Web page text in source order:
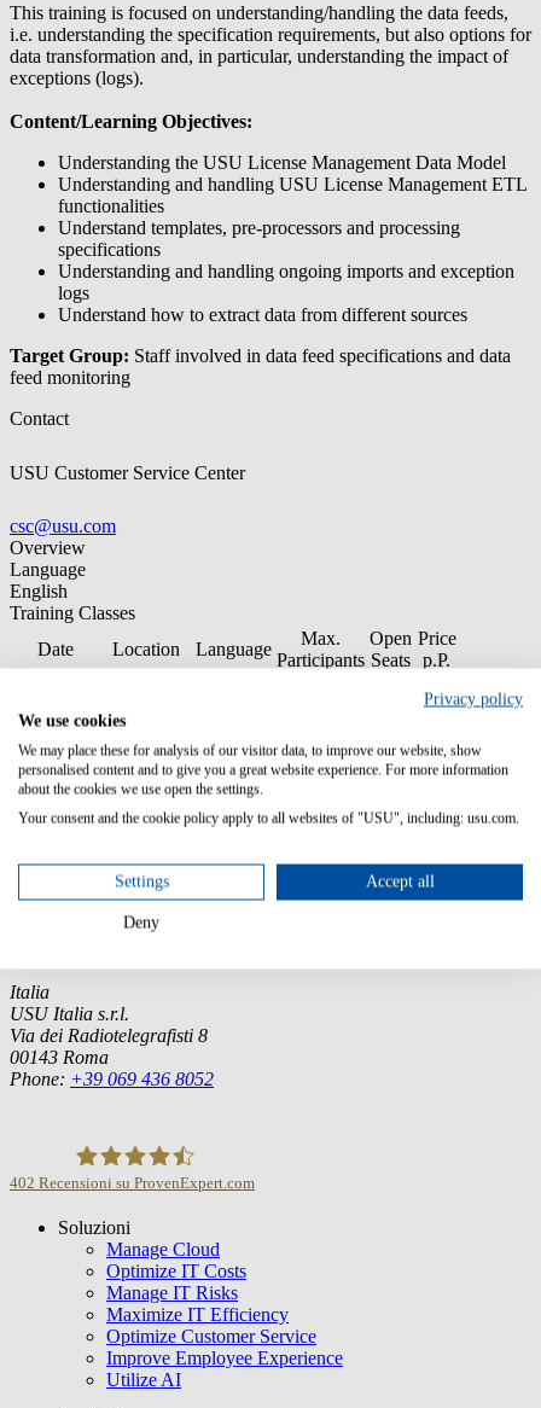
This training is focused on understanding/handling the data feeds,
i.e. understanding the specification requirements, but also options for
data transformation and, in particular, understanding the impact of
exceptions (logs).
Content/Learning Objectives:
Understanding the USU License Management Data Model
Understanding and handling USU License Management ETL
functionalities
Understand templates, pre-processors and processing
specifications
Understanding and handling ongoing imports and exception
logs
Understand how to extract data from different sources
Target Group: Staff involved in data feed specifications and data
feed monitoring
Contact
USU Customer Service Center
csc@usu.com
Overview
Language
English
Training Classes
Date
Location Language
Max.
Participants
Open
Seats
Price
p.P.
2026
(Germany)
600
Booking
Spitalhof
71696 Möglingen
Italia
USU Italia s.r.l.
Via dei Radiotelegrafisti 8
00143 Roma
Phone: +39 069 436 8052
USU GmbH
402 Recensioni su ProvenExpert.com
Soluzioni
Manage Cloud
Optimize IT Costs
Manage IT Risks
Maximize IT Efficiency
Optimize Customer Service
Improve Employee Experience
Utilize AI
Privacy policy
We use cookies
We may place these for analysis of our visitor data, to improve our website, show
personalised content and to give you a great website experience. For more information
about the cookies we use open the settings.
Your consent and the cookie policy apply to all websites of "USU", including: usu.com.
Settings Accept all
Deny